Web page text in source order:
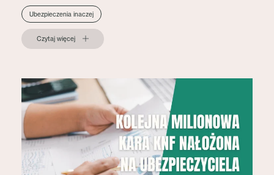
Ubezpieczenia inaczej
Czytaj więcej